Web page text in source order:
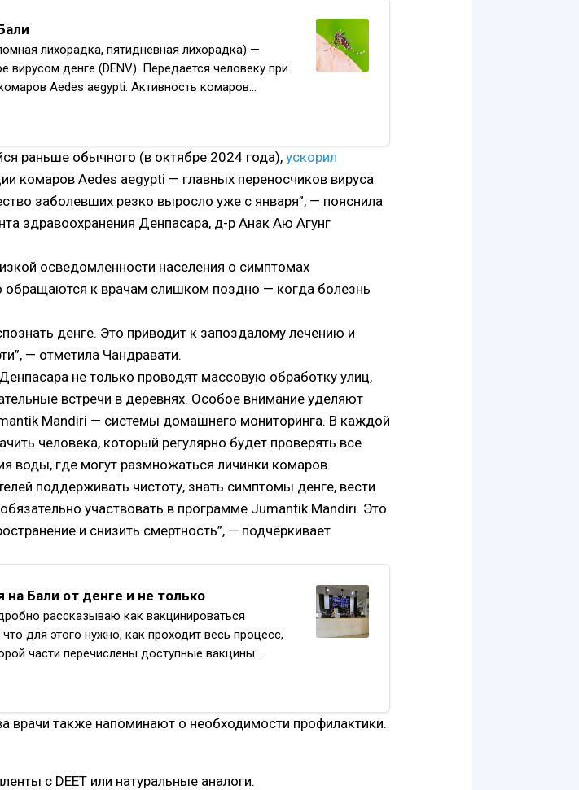
лихорадка, пятидневная лихорадка) —
вирусом денге (DENV). Передается человеку при
Aedes aegypti. Активность комаров…
раньше обычного (в октябре 2024 года), ускорил
комаров Aedes aegypti — главных переносчиков вируса
заболевших резко выросло уже с января”, — пояснила
здравоохранения Денпасара, д-р Aнак Аю Агунг
осведомленности населения о симптомах
обращаются к врачам слишком поздно — когда болезнь
денге. Это приводит к запоздалому лечению и
— отметила Чандравати.
не только проводят массовую обработку улиц,
встречи в деревнях. Особое внимание уделяют
Mandiri — системы домашнего мониторинга. В каждой
человека, который регулярно будет проверять все
воды, где могут размножаться личинки комаров.
поддерживать чистоту, знать симптомы денге, вести
участвовать в программе Jumantik Mandiri. Это
и снизить смертность”, — подчёркивает
на Бали от денге и не только
рассказываю как вакцинироваться
для этого нужно, как проходит весь процесс,
части перечислены доступные вакцины…
врачи также напоминают о необходимости профилактики.
с DEET или натуральные аналоги.